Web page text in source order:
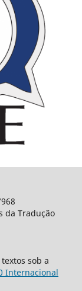
da Tradução
sob a
Internacional